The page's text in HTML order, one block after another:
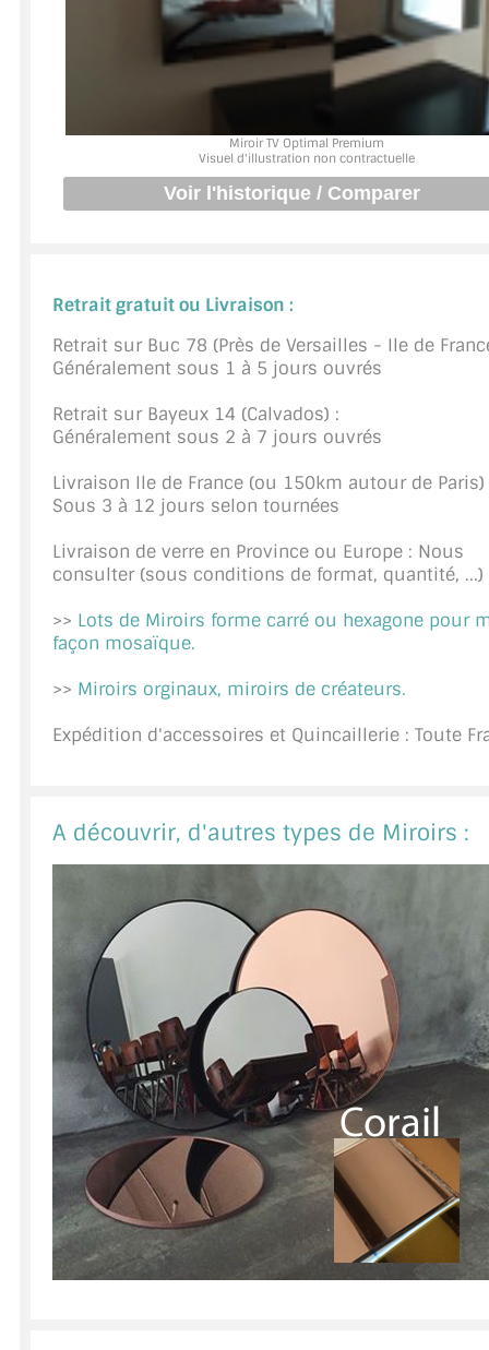
JOINTS D'ÉTANCHÉITÉS
FIXATION GARDES CORPS
SYSTÈMES PIVOTANTS
SYSTÈMES COULISSANTS
NUANCIER RAL
COMMENT COUPER DU VERRE ?
CONSEILS / AIDE
A PROPOS DE LA LIVRAISON
COMPTE PRO
MON PANIER
Miroir TV Optimal Premium
Visuel d'illustration non contractuelle
Retrait gratuit ou Livraison :
Retrait sur Buc 78 (Près de Versailles - Ile de
Généralement sous 1 à 5 jours ouvrés
Retrait sur Bayeux 14 (Calvados) :
Généralement sous 2 à 7 jours ouvrés
Livraison Ile de France (ou 150km autour de Paris)
Sous 3 à 12 jours selon tournées
Livraison de verre en Province ou Europe : Nous
consulter (sous conditions de format, quantité, ...)
>> Lots de Miroirs forme carré ou hexagone pour
façon mosaïque.
>> Miroirs orginaux, miroirs de créateurs.
Expédition d'accessoires et Quincaillerie : Toute
A découvrir, d'autres types de Miroirs :